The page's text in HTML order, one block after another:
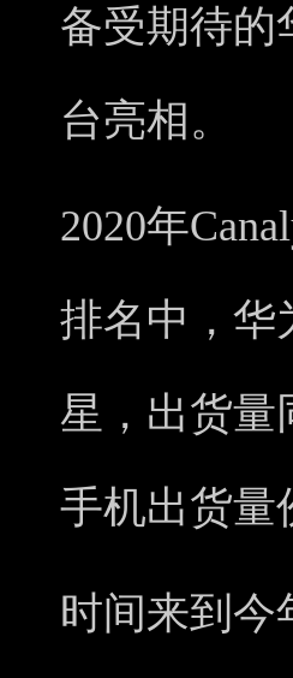
备受期待的
台亮相。
2020年
排名中，华
星，出货量
手机出货量
时间来到